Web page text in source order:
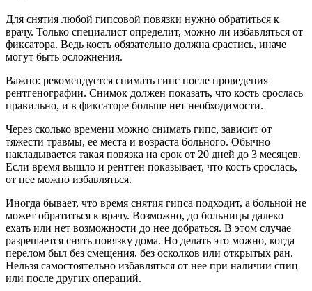
Для снятия любой гипсовой повязки нужно обратиться к
врачу. Только специалист определит, можно ли избавляться от
фиксатора. Ведь кость обязательно должна срастись, иначе
могут быть осложнения.
Важно: рекомендуется снимать гипс после проведения
рентгенографии. Снимок должен показать, что кость срослась
правильно, и в фиксаторе больше нет необходимости.
Через сколько времени можно снимать гипс, зависит от
тяжести травмы, ее места и возраста больного. Обычно
накладывается такая повязка на срок от 20 дней до 3 месяцев.
Если время вышло и рентген показывает, что кость срослась,
от нее можно избавляться.
Иногда бывает, что время снятия гипса подходит, а больной не
может обратиться к врачу. Возможно, до больницы далеко
ехать или нет возможности до нее добраться. В этом случае
разрешается снять повязку дома. Но делать это можно, когда
перелом был без смещения, без осколков или открытых ран.
Нельзя самостоятельно избавляться от нее при наличии спиц
или после других операций.